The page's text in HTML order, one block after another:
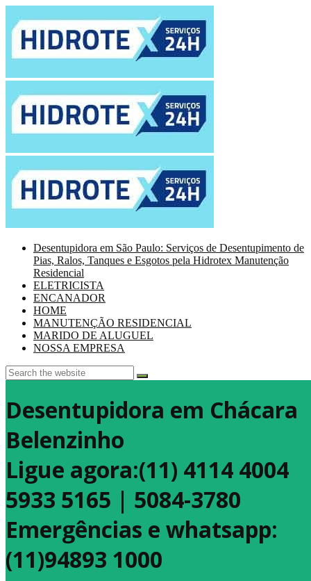
Desentupidora em São Paulo: Serviços de Desentupimento de
Pias, Ralos, Tanques e Esgotos pela Hidrotex Manutenção
Residencial
ELETRICISTA
ENCANADOR
HOME
MANUTENÇÃO RESIDENCIAL
MARIDO DE ALUGUEL
NOSSA EMPRESA
Desentupidora em Chácara
Belenzinho
Ligue agora:(11) 4114 4004
5933 5165 | 5084-3780
Emergências e whatsapp:
(11)94893 1000